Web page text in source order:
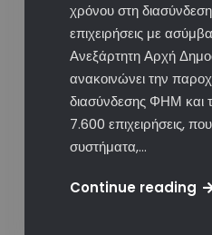
χρόνου στη
επιχειρήσεις με
Ανεξάρτητη Αρχή
ανακοινώνει την
διασύνδεσης ΦΗΜ και
7.600 επιχειρήσεις,
συστήματα,…
Continue reading